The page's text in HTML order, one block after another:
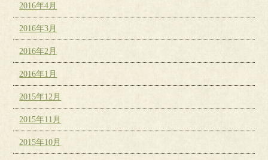
2016年4月
2016年3月
2016年2月
2016年1月
2015年12月
2015年11月
2015年10月